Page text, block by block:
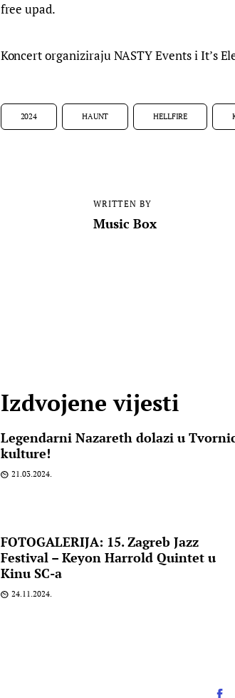
free upad.
Koncert organiziraju NASTY Events i It’s
2024 HAUNT HELLFIRE
WRITTEN BY
Music Box
Izdvojene vijesti
Legendarni Nazareth dolazi u
kulture!
21.03.2024.
FOTOGALERIJA: 15. Zagreb Jazz
Festival – Keyon Harrold Quintet u
Kinu SC-a
24.11.2024.